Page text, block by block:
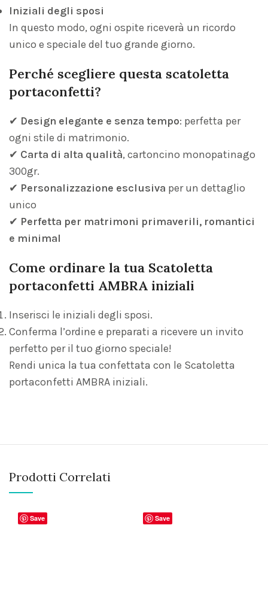
Iniziali degli sposi
In questo modo, ogni ospite riceverà un ricordo
unico e speciale del tuo grande giorno.
Perché scegliere questa scatoletta
portaconfetti?
✔ Design elegante e senza tempo: perfetta per
ogni stile di matrimonio.
✔ Carta di alta qualità, cartoncino monopatinago
300gr.
✔ Personalizzazione esclusiva per un dettaglio
unico
✔ Perfetta per matrimoni primaverili, romantici
e minimal
Come ordinare la tua Scatoletta
portaconfetti AMBRA iniziali
Inserisci le iniziali degli sposi.
Conferma l’ordine e preparati a ricevere un invito
perfetto per il tuo giorno speciale!
Rendi unica la tua confettata con le Scatoletta
portaconfetti AMBRA iniziali.
Prodotti Correlati
Save Save